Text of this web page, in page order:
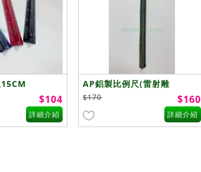
$104
詳細介紹
AP鋁製比例尺(雷射雕
刻)15CM
$170 $160
詳細介紹